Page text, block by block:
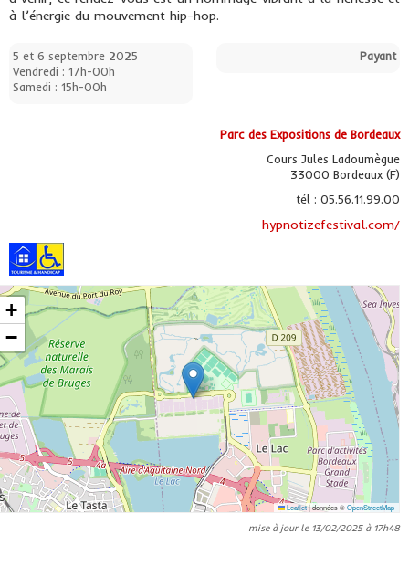
à l’énergie du mouvement hip-hop.
5 et 6 septembre 2025
Vendredi : 17h-00h
Samedi : 15h-00h
Payant
Parc des Expositions de Bordeaux
Cours Jules Ladoumègue
33000 Bordeaux (F)
tél : 05.56.11.99.00
hypnotizefestival.com/
+
−
Leaflet|données ©OpenStreetMap
mise à jour le 13/02/2025 à 17h48